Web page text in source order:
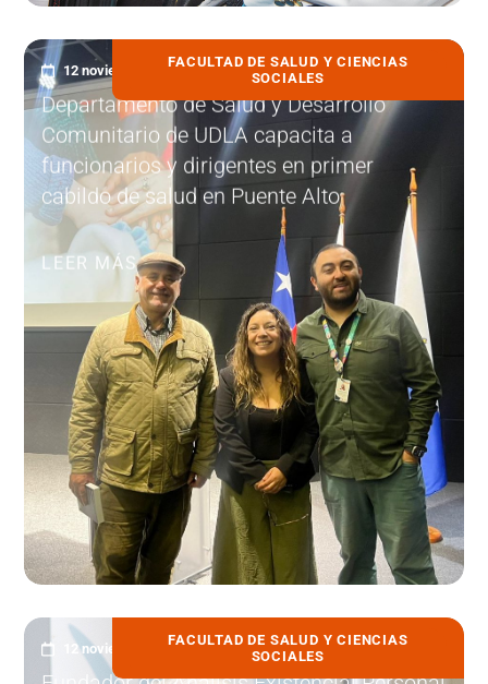
FACULTAD DE SALUD Y CIENCIAS
SOCIALES
12 noviembre, 2025
Departamento de Salud y Desarrollo
Comunitario de UDLA capacita a
funcionarios y dirigentes en primer
cabildo de salud en Puente Alto
LEER MÁS
FACULTAD DE SALUD Y CIENCIAS
SOCIALES
12 noviembre, 2025